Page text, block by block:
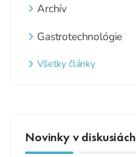
Archív
Gastrotechnológie
Všetky články
Novinky v diskusiách